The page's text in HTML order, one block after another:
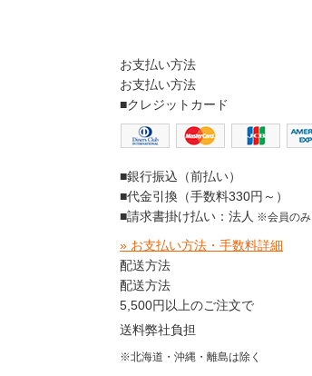
お支払い方法
お支払い方法
■クレジットカード
■銀行振込（前払い）
■代金引換（手数料330円～）
■請求書掛け払い：法人 ※会員のみ
» お支払い方法・手数料詳細
配送方法
配送方法
5,500円以上のご注文で
送料弊社負担
※北海道・沖縄・離島は除く